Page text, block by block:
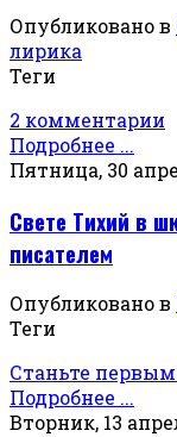
Опубликовано в
лирика
Теги
2 комментарии
Подробнее ...
Пятница, 30
Свете Тихий в
писателем
Опубликовано в
Теги
Станьте
Подробнее ...
Вторник, 13